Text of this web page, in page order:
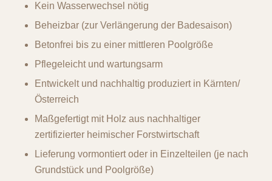
Kein Wasserwechsel nötig
Beheizbar (zur Verlängerung der Badesaison)
Betonfrei bis zu einer mittleren Poolgröße
Pflegeleicht und wartungsarm
Entwickelt und nachhaltig produziert in Kärnten/
Österreich
Maßgefertigt mit Holz aus nachhaltiger
zertifizierter heimischer Forstwirtschaft
Lieferung vormontiert oder in Einzelteilen (je nach
Grundstück und Poolgröße)